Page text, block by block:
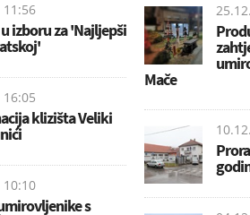
11:56
izboru za 'Najljepši
16:05
klizišta Veliki
10:10
s
Mače